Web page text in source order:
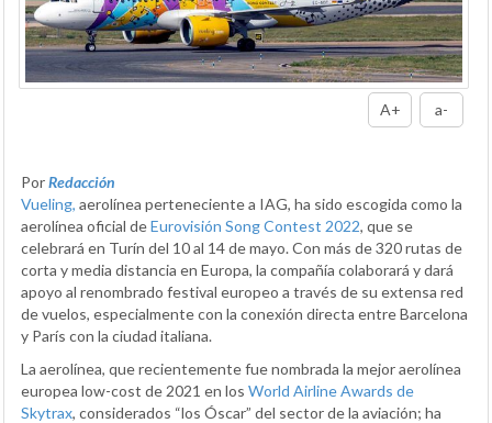
A+ a-
PorRedacción
Vueling, aerolínea perteneciente a IAG, ha sido escogida como la
aerolínea oficial deEurovisión Song Contest 2022, que se
celebrará en Turín del 10 al 14 de mayo. Con más de 320 rutas de
corta y media distancia en Europa, la compañía colaborará y dará
apoyo al renombrado festival europeo a través de su extensa red
de vuelos, especialmente con la conexión directa entre Barcelona
y París con la ciudad italiana.
La aerolínea, que recientemente fue nombrada la mejor aerolínea
europea low-cost de 2021 en los World Airline Awards de
Skytrax, considerados “los Óscar” del sector de la aviación; ha